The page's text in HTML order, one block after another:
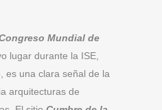
Mundial de
lugar durante la ISE,
es una clara señal de la
arquitecturas de